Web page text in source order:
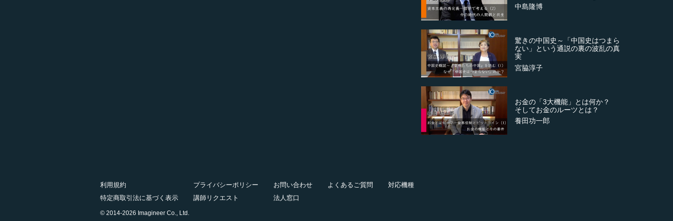
中島隆博
驚きの中国史～「中国史はつまら
ない」という通説の裏の波乱の真
実
宮脇淳子
お金の「3大機能」とは何か？
そしてお金のルーツとは？
養田功一郎
利用規約 プライバシーポリシー お問い合わせ よくあるご質問
対応機種
特定商取引法に基づく表示
講師リクエスト 法人窓口
© 2014-2026 Imagineer Co., Ltd.